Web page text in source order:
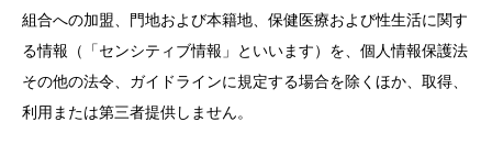
組合への加盟、門地および本籍地、保健医療および性生活に関す
る情報（「センシティブ情報」といいます）を、個人情報保護法
その他の法令、ガイドラインに規定する場合を除くほか、取得、
利用または第三者提供しません。